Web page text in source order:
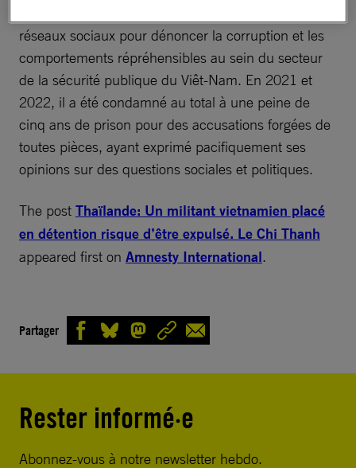
réseaux sociaux pour dénoncer la corruption et les
comportements répréhensibles au sein du secteur
de la sécurité publique du Viêt-Nam. En 2021 et
2022, il a été condamné au total à une peine de
cinq ans de prison pour des accusations forgées de
toutes pièces, ayant exprimé pacifiquement ses
opinions sur des questions sociales et politiques.
The post Thaïlande: Un militant vietnamien placé
en détention risque d’être expulsé. Le Chi Thanh
appeared first on Amnesty International.
Partager
Rester informé·e
Abonnez-vous à notre newsletter hebdo.